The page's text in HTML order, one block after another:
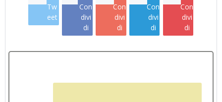
Tw
eet
Con
divi
di
Con
divi
di
Con
divi
di
Con
divi
di